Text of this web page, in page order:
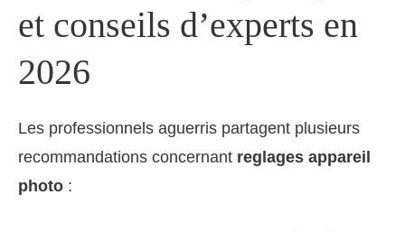
et conseils d’experts en
2026
Les professionnels aguerris partagent plusieurs
recommandations concernant reglages appareil
photo :